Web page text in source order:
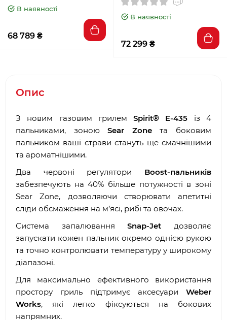
В наявності
68 789 ₴
В наявності
72 299 ₴
Опис
З новим газовим грилемSpirit® E-435 із 4
пальниками, зоноюSear Zoneта боковим
пальником ваші страви стануть ще смачнішими
та ароматнішими.
Два червоні регулятори Boost-пальників
забезпечують на 40% більше потужності в зоні
Sear Zone, дозволяючи створювати апетитні
сліди обсмаження на м’ясі, рибі та овочах.
Система запалюванняSnap-Jet дозволяє
запускати кожен пальник окремо однією рукою
та точно контролювати температуру у широкому
діапазоні.
Для максимально ефективного використання
простору гриль підтримує аксесуари Weber
Works, які легко фіксуються на бокових
напрямних.